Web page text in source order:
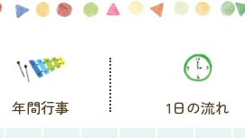
年間行事 1日の流れ